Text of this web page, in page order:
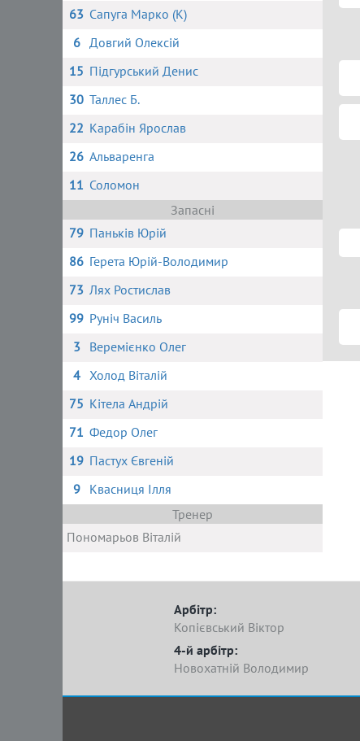
63 Сапуга Марко (К)
6 Довгий Олексій
15 Підгурський Денис
30 Таллес Б.
22 Карабін Ярослав
26 Альваренга
11 Соломон
Запасні
79 Паньків Юрій
86 Герета Юрій-Володимир
73 Лях Ростислав
99 Руніч Василь
3
Веремієнко Олег
4 Холод Віталій
75 Кітела Андрій
71 Федор Олег
19 Пастух Євгеній
9
Квасниця Ілля
Тренер
Пономарьов Віталій
Арбітр:
Копієвський Віктор
4-й арбітр:
Новохатній Володимир